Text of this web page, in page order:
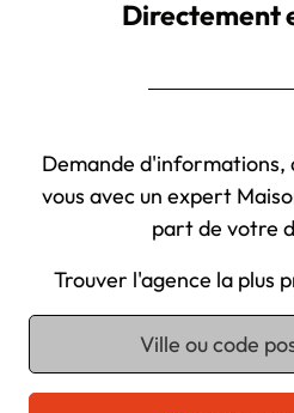
Directement
Demande d'informations,
vous avec un expert
part de votre
Trouver l'agence la plus